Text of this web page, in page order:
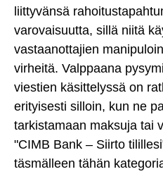
liittyvänsä
varovaisuutta, sillä niitä
vastaanottajien
virheitä. Valppaana
viestien käsittelyssä on
erityisesti silloin, kun ne
tarkistamaan maksuja tai
"CIMB Bank – Siirto
täsmälleen tähän